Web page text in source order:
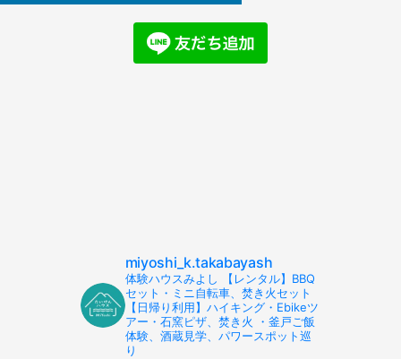
miyoshi_k.takabayash
体験ハウスみよし 【レンタル】BBQ
セット・ミニ自転車、焚き火セット
【日帰り利用】ハイキング・Ebikeツ
アー・石窯ピザ、焚き火 ・釜戸ご飯
体験、酒蔵見学、パワースポット巡
り